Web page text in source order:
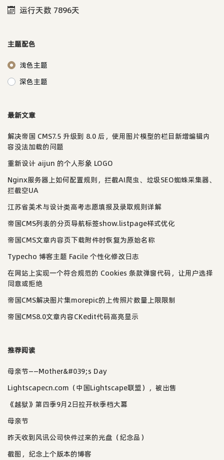
运行天数 7896天
主题配色
浅色主题
深色主题
最新文章
解决帝国 CMS7.5 升级到 8.0 后，使用图片模型的栏目新增编辑内
容没法加载的问题
重新设计 aijun 的个人形象 LOGO
Nginx服务器上如何配置规则，拦截AI爬虫、垃圾SEO蜘蛛采集器、
拦截空UA
江苏省美术与设计类高考志愿填报及录取规则详解
帝国CMS列表的分页导航标签show.listpage样式优化
帝国CMS文章内容页下载附件时恢复为原始名称
Typecho 博客主题 Facile 个性化修改日志
在网站上实现一个符合规范的 Cookies 条款弹窗代码，让用户选择
同意或拒绝
帝国CMS解决图片集morepic的上传照片数量上限限制
帝国CMS8.0文章内容CKedit代码高亮显示
推荐阅读
母亲节——Mother&#039;s Day
Lightscapecn.com（中国Lightscape联盟），被出售
《越狱》第四季9月2日拉开秋季档大幕
母亲节
昨天收到风讯公司快件过来的光盘（纪念品）
截图，纪念上个版本的博客